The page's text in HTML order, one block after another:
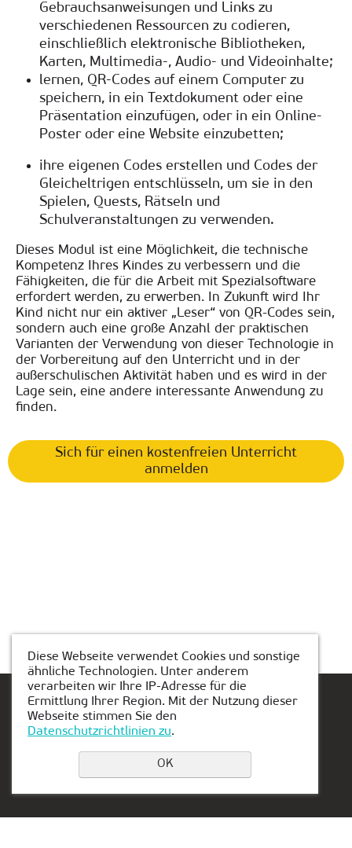
Gebrauchsanweisungen und Links zu
verschiedenen Ressourcen zu codieren,
einschließlich elektronische Bibliotheken,
Karten, Multimedia-, Audio- und Videoinhalte;
lernen, QR-Codes auf einem Computer zu
speichern, in ein Textdokument oder eine
Präsentation einzufügen, oder in ein Online-
Poster oder eine Website einzubetten;
ihre eigenen Codes erstellen und Codes der
Gleicheltrigen entschlüsseln, um sie in den
Spielen, Quests, Rätseln und
Schulveranstaltungen zu verwenden.
Dieses Modul ist eine Möglichkeit, die technische
Kompetenz Ihres Kindes zu verbessern und die
Fähigkeiten, die für die Arbeit mit Spezialsoftware
erfordert werden, zu erwerben. In Zukunft wird Ihr
Kind nicht nur ein aktiver „Leser“ von QR-Codes sein,
sondern auch eine große Anzahl der praktischen
Varianten der Verwendung von dieser Technologie in
der Vorbereitung auf den Unterricht und in der
außerschulischen Aktivität haben und es wird in der
Lage sein, eine andere interessante Anwendung zu
finden.
Sich für einen kostenfreien Unterricht
anmelden
Einen Platz buchen
Diese Webseite verwendet Cookies und sonstige
ähnliche Technologien. Unter anderem
verarbeiten wir Ihre IP-Adresse für die
Ermittlung Ihrer Region. Mit der Nutzung dieser
Webseite stimmen Sie den
Datenschutzrichtlinien zu.
OK